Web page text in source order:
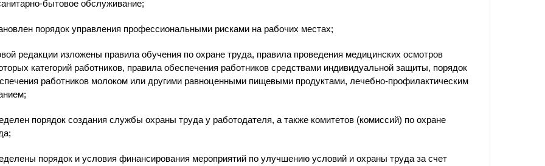
бытовое обслуживание;
порядок управления профессиональными рисками на рабочих местах;
редакции изложены правила обучения по охране труда, правила проведения медицинских осмотров
категорий работников, правила обеспечения работников средствами индивидуальной защиты, порядок
работников молоком или другими равноценными пищевыми продуктами, лечебно-профилактическим
порядок создания службы охраны труда у работодателя, а также комитетов (комиссий) по охране
порядок и условия финансирования мероприятий по улучшению условий и охраны труда за счет